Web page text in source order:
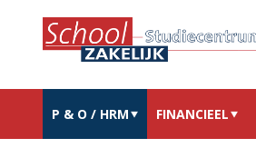
P & O / HRM FINANCIEEL